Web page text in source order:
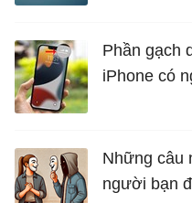
Phần gạch
iPhone có
Những câu
người bạn